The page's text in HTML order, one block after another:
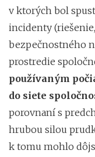
v ktorých bol
incidenty
bezpečnostného
prostredie
používaným
do siete
porovnaní s
hrubou silou
k tomu mohlo